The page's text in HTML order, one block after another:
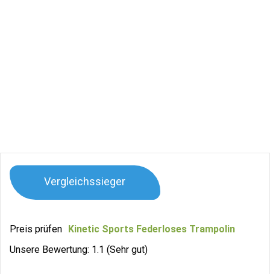
Vergleichssieger
Preis prüfen Kinetic Sports Federloses Trampolin
Unsere Bewertung: 1.1 (Sehr gut)